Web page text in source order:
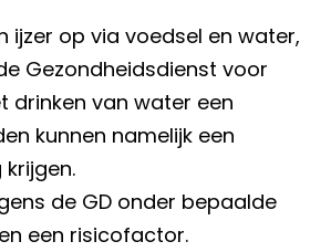
ijzer op via voedsel en water,
Gezondheidsdienst voor
drinken van water een
kunnen namelijk een
de GD onder bepaalde
een risicofactor.